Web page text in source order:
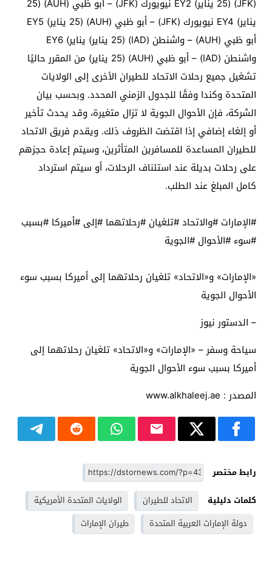
(JFK) (25 يناير) EY2 نيويورك (JFK) – أبو ظبي (AUH) (25
يناير) EY4 نيويورك (JFK) – أبو ظبي (AUH) (25 يناير) EY5
أبو ظبي (AUH) – واشنطن (IAD) (25 يناير) يناير) EY6
واشنطن (IAD) – أبو ظبي (AUH) (25 يناير) من المقرر حاليًا
تشغيل جميع رحلات الاتحاد للطيران الأخرى إلى الولايات
المتحدة وكندا وفقًا للجدول الزمني المحدد. وبحسب بيان
الشركة، فإن الأحوال الجوية لا تزال متغيرة، وقد يحدث تأخير
أو إلغاء إضافي إذا اقتضت الظروف ذلك. ويقدم فريق الاتحاد
للطيران المساعدة للمسافرين المتأثرين، وسيتم إعادة حجزهم
على رحلات بديلة عند استئناف الرحلات، أو سيتم استرداد
كامل المبلغ عند الطلب.
#الإمارات #والاتحاد #تلغيان #رحلاتهما #إلى #أميركا #بسبب
#سوء #الأحوال #الجوية
«الإمارات» و«الاتحاد» تلغيان رحلاتهما إلى أميركا بسبب سوء
الأحوال الجوية
– الدستور نيوز
سياحة وسفر – «الإمارات» و«الاتحاد» تلغيان رحلاتهما إلى
أميركا بسبب سوء الأحوال الجوية
المصدر : www.alkhaleej.ae
رابط مختصر
كلمات دليلية
الاتحاد للطيران
الولايات المتحدة الأمريكية
دولة الإمارات العربية المتحدة
طيران الإمارات